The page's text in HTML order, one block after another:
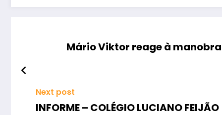
Mário Viktor reage à
Next post
INFORME – COLÉGIO LUCIANO FEIJÃO